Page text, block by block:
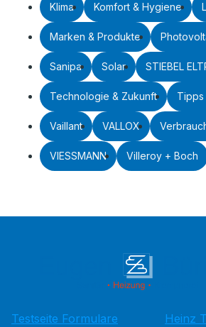
Klima Komfort & Hygiene
Marken & Produkte
Sanipa Solar STIEBEL
Technologie & Zukunft Tipps
Vaillant VALLOX
VIESSMANN Villeroy + Boch
Testseite Formulare
Heinz